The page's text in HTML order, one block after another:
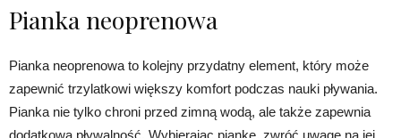
Pianka neoprenowa
Pianka neoprenowa to kolejny przydatny element, który może
zapewnić trzylatkowi większy komfort podczas nauki pływania.
Pianka nie tylko chroni przed zimną wodą, ale także zapewnia
dodatkową pływalność. Wybierając piankę, zwróć uwagę na jej